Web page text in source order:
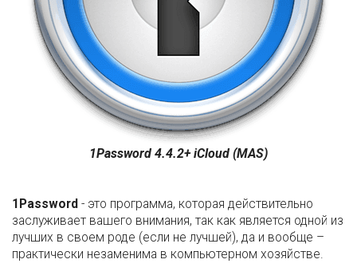
1Password 4.4.2+ iCloud (MAS)
1Password - это программа, которая действительно
заслуживает вашего внимания, так как является одной из
лучших в своем роде (если не лучшей), да и вообще –
практически незаменима в компьютерном хозяйстве.